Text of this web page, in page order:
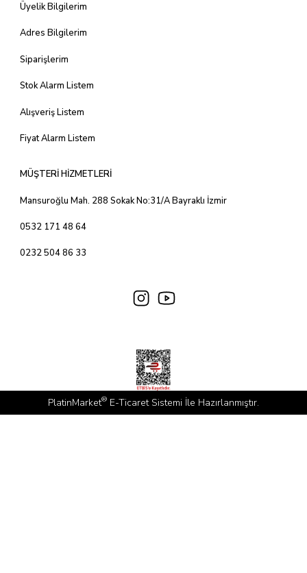
Üyelik Bilgilerim
Adres Bilgilerim
Siparişlerim
Stok Alarm Listem
Alışveriş Listem
Fiyat Alarm Listem
MÜŞTERİ HİZMETLERİ
Mansuroğlu Mah. 288 Sokak No:31/A Bayraklı İzmir
0532 171 48 64
0232 504 86 33
PlatinMarket® E-Ticaret Sistemi İle Hazırlanmıştır.